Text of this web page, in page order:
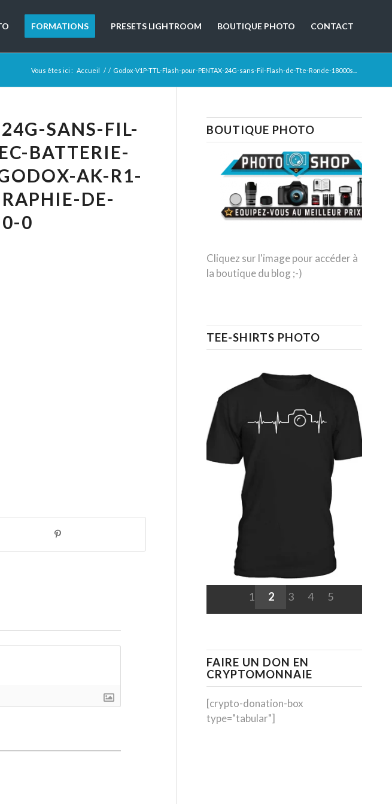
FORMATIONS PRESETS LIGHTROOM BOUTIQUE PHOTO CONTACT
Vous êtes ici : Accueil / / Godox-V1P-TTL-Flash-pour-PENTAX-24G-sans-Fil-Flash-de-Tte-Ronde-18000s...
SANS-FIL-
BATTERIE-
AK-R1-
DE-
0
BOUTIQUE PHOTO
Cliquez sur l'image pour accéder à
la boutique du blog ;-)
TEE-SHIRTS PHOTO
1 2 3 4 5
FAIRE UN DON EN
CRYPTOMONNAIE
[crypto-donation-box
type="tabular"]